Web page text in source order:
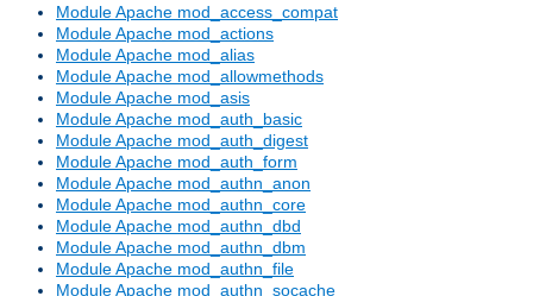
Module Apache mod_access_compat
Module Apache mod_actions
Module Apache mod_alias
Module Apache mod_allowmethods
Module Apache mod_asis
Module Apache mod_auth_basic
Module Apache mod_auth_digest
Module Apache mod_auth_form
Module Apache mod_authn_anon
Module Apache mod_authn_core
Module Apache mod_authn_dbd
Module Apache mod_authn_dbm
Module Apache mod_authn_file
Module Apache mod_authn_socache